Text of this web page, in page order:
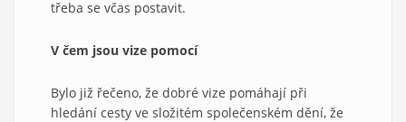
třeba se včas postavit.
V čem jsou vize pomocí
Bylo již řečeno, že dobré vize pomáhají při
hledání cesty ve složitém společenském dění, že